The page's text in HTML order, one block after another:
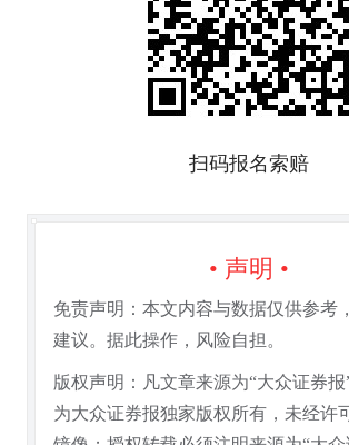
扫码报名索赔
• 声明 •
免责声明：本文内容与数据仅供参考
建议。据此操作，风险自担。
版权声明：凡文章来源为“大众证券
为大众证券报独家版权所有，未经许